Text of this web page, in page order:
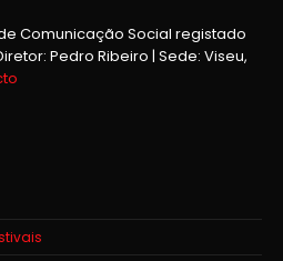
Comunicação Social registado
Pedro Ribeiro | Sede: Viseu,